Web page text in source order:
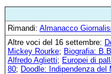
Rimandi: Almanacco
Altre voci del 16 settembre:
Mickey Rourke; Biografia:
Alfredo Aglietti; Europei di
80; Doodle: Indipendenza del